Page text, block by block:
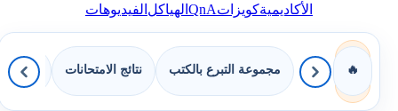
الأكاديميةكويزاتQnAالهياكل الفيديوهات
🔥 مجموعة التبرع بالكتب نتائج الامتحانات